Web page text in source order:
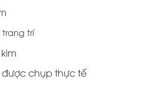
₫.là:trí
chụp thực tế